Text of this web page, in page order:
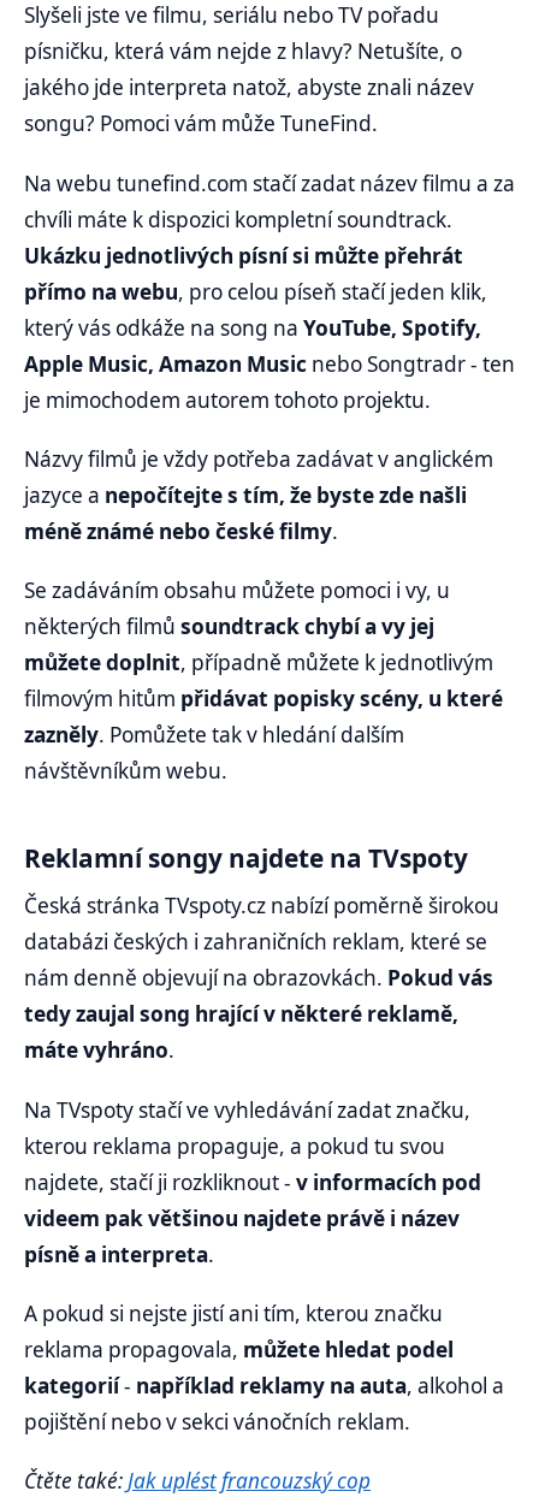
Slyšeli jste ve filmu, seriálu nebo TV pořadu
písničku, která vám nejde z hlavy? Netušíte, o
jakého jde interpreta natož, abyste znali název
songu? Pomoci vám může TuneFind.
Na webu tunefind.com stačí zadat název filmu a za
chvíli máte k dispozici kompletní soundtrack.
Ukázku jednotlivých písní si můžte přehrát
přímo na webu, pro celou píseň stačí jeden klik,
který vás odkáže na song na YouTube, Spotify,
Apple Music, Amazon Music nebo Songtradr - ten
je mimochodem autorem tohoto projektu.
Názvy filmů je vždy potřeba zadávat v anglickém
jazyce a nepočítejte s tím, že byste zde našli
méně známé nebo české filmy.
Se zadáváním obsahu můžete pomoci i vy, u
některých filmů soundtrack chybí a vy jej
můžete doplnit, případně můžete k jednotlivým
filmovým hitům přidávat popisky scény, u které
zazněly. Pomůžete tak v hledání dalším
návštěvníkům webu.
Reklamní songy najdete na TVspoty
Česká stránka TVspoty.cz nabízí poměrně širokou
databázi českých i zahraničních reklam, které se
nám denně objevují na obrazovkách. Pokud vás
tedy zaujal song hrající v některé reklamě,
máte vyhráno.
Na TVspoty stačí ve vyhledávání zadat značku,
kterou reklama propaguje, a pokud tu svou
najdete, stačí ji rozkliknout - v informacích pod
videem pak většinou najdete právě i název
písně a interpreta.
A pokud si nejste jistí ani tím, kterou značku
reklama propagovala, můžete hledat podel
kategorií- například reklamy na auta, alkohol a
pojištění nebo v sekci vánočních reklam.
Čtěte také:Jak uplést francouzský cop